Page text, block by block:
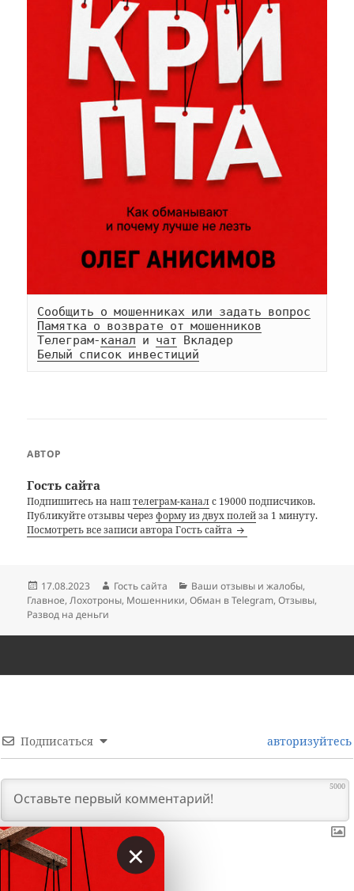
Сообщить о мошенниках или задать вопрос
Памятка о возврате от мошенников
Телеграм-канал и чат
Белый список инвестиций
АВТОР
Гость сайта
Подпишитесь на наштелеграм-каналс 19000 подписчиков.
Публикуйте отзывы черезформу из двух полейза 1 минуту.
Посмотреть все записи автора Гость сайта
Опубликовано
17.08.2023 Автор
Гость сайта Рубрики
Ваши отзывы и жалобы,
Главное,Лохотроны, Мошенники,Обман в Telegram,Отзывы,
Развод на деньги
Подписаться авторизуйтесь
5000
КОММЕНТАРИИ
×